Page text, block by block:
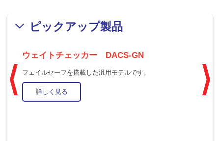
ピックアップ製品
ウェイトチェッカー DACS-GN
フェイルセーフを搭載した汎用モデルです。
詳しく見る